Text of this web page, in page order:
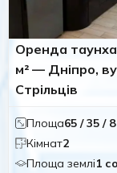
Оренда
м² — Дніпро,
Стрільців
Площа65 / 35 /
Кімнат2
Площа землі1